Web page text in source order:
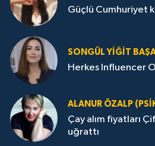
Güçlü Cumhuriyet
SONGÜL YIĞIT
Herkes Influencer
ALANUR ÖZALP
Çay alım fiyatları
uğrattı